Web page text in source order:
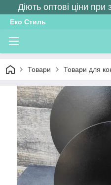
Діють оптові ціни при
Еко Стиль
Товари Товари для